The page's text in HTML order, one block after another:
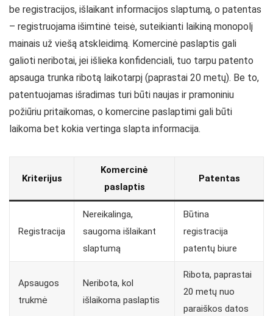
be registracijos, išlaikant informacijos slaptumą, o patentas
– registruojama išimtinė teisė, suteikianti laikiną monopolį
mainais už viešą atskleidimą. Komercinė paslaptis gali
galioti neribotai, jei išlieka konfidenciali, tuo tarpu patento
apsauga trunka ribotą laikotarpį (paprastai 20 metų). Be to,
patentuojamas išradimas turi būti naujas ir pramoniniu
požiūriu pritaikomas, o komercine paslaptimi gali būti
laikoma bet kokia vertinga slapta informacija.
Kriterijus
Komercinė
paslaptis
Patentas
Registracija
Nereikalinga,
saugoma išlaikant
slaptumą
Būtina
registracija
patentų biure
Apsaugos
trukmė
Neribota, kol
išlaikoma paslaptis
Ribota, paprastai
20 metų nuo
paraiškos datos